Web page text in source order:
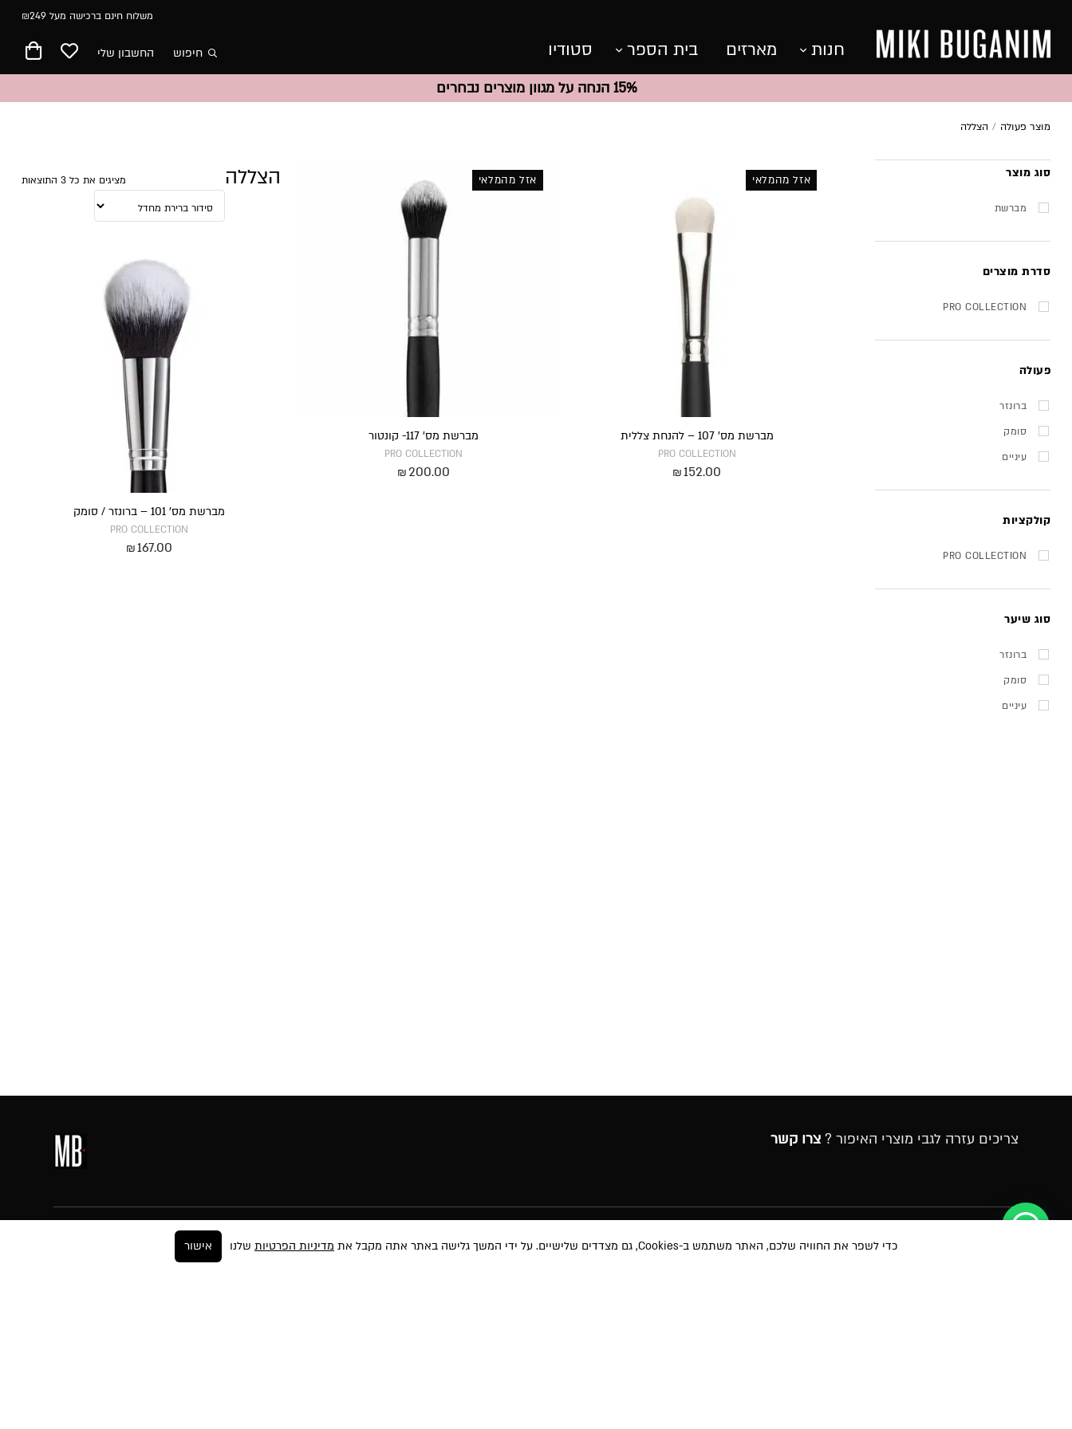
משלוח חינם ברכישה מעל ₪249
חנות מארזים בית הספר סטודיו חיפוש החשבון שלי
15% הנחה על מגוון מוצרים נבחרים
מוצר פעולה / הצללה
סוג מוצר
מברשת
סדרת מוצרים
PRO COLLECTION
פעולה
ברונזר
סומק
עיניים
קולקציות
PRO COLLECTION
סוג שיער
ברונזר
סומק
עיניים
הצללה מציגים את כל ⁦3⁩ התוצאות אזל מהמלאי
מברשת מס’ 107 – להנחת צללית
PRO COLLECTION
₪ 152.00
אזל מהמלאי
מברשת מס’ 117- קונטור
PRO COLLECTION
₪200.00
מברשת מס’ 101 – ברונזר / סומק
PRO COLLECTION
₪167.00
צריכים עזרה לגבי מוצרי האיפור ?צרו קשר
הרשמה לניוזלטר מוצרי איפור תקנון האתר
עקבו אחרינו כדי לשפר את החוויה שלכם, האתר משתמש ב-Cookies, גם מצדדים שלישיים. על ידי המשך גלישה באתר אתה מקבל את מדיניות הפרטיות שלנו אישור